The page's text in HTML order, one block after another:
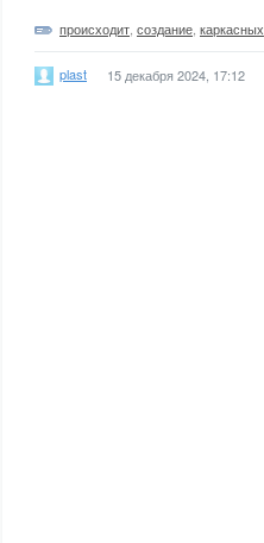
происходит создание каркасных
plast 15 декабря 2024, 17:12